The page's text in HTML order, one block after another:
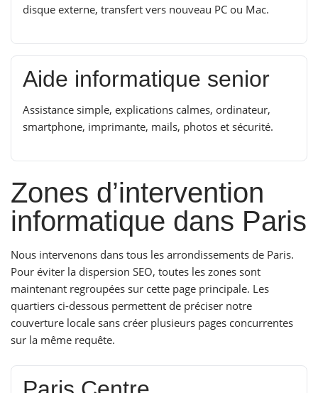
disque externe, transfert vers nouveau PC ou Mac.
Aide informatique senior
Assistance simple, explications calmes, ordinateur,
smartphone, imprimante, mails, photos et sécurité.
Zones d’intervention
informatique dans Paris
Nous intervenons dans tous les arrondissements de Paris.
Pour éviter la dispersion SEO, toutes les zones sont
maintenant regroupées sur cette page principale. Les
quartiers ci-dessous permettent de préciser notre
couverture locale sans créer plusieurs pages concurrentes
sur la même requête.